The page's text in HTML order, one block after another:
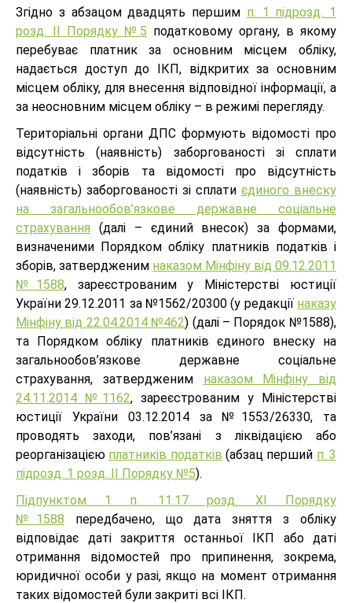
Згідно з абзацом двадцять першим п. 1 підрозд. 1
розд. ІІ Порядку №5 податковому органу, в якому
перебуває платник за основним місцем обліку,
надається доступ до ІКП, відкритих за основним
місцем обліку, для внесення відповідної інформації, а
за неосновним місцем обліку – в режимі перегляду.
Територіальні органи ДПС формують відомості про
відсутність (наявність) заборгованості зі сплати
податків і зборів та відомості про відсутність
(наявність) заборгованості зі сплати єдиного внеску
на загальнообов’язкове державне соціальне
страхування (далі – єдиний внесок) за формами,
визначеними Порядком обліку платників податків і
зборів, затвердженим наказом Мінфіну від 09.12.2011
№1588, зареєстрованим у Міністерстві юстиції
України 29.12.2011 за №1562/20300 (у редакції наказу
Мінфіну від 22.04.2014 №462) (далі – Порядок №1588),
та Порядком обліку платників єдиного внеску на
загальнообов’язкове державне соціальне
страхування, затвердженим наказом Мінфіну від
24.11.2014 №1162, зареєстрованим у Міністерстві
юстиції України 03.12.2014 за №1553/26330, та
проводять заходи, пов’язані з ліквідацією або
реорганізацією платників податків (абзац перший п. 3
підрозд. 1 розд. ІІ Порядку №5).
Підпунктом 1 п. 11.17 розд. XI Порядку
№1588 передбачено, що дата зняття з обліку
відповідає даті закриття останньої ІКП або даті
отримання відомостей про припинення, зокрема,
юридичної особи у разі, якщо на момент отримання
таких відомостей були закриті всі ІКП.